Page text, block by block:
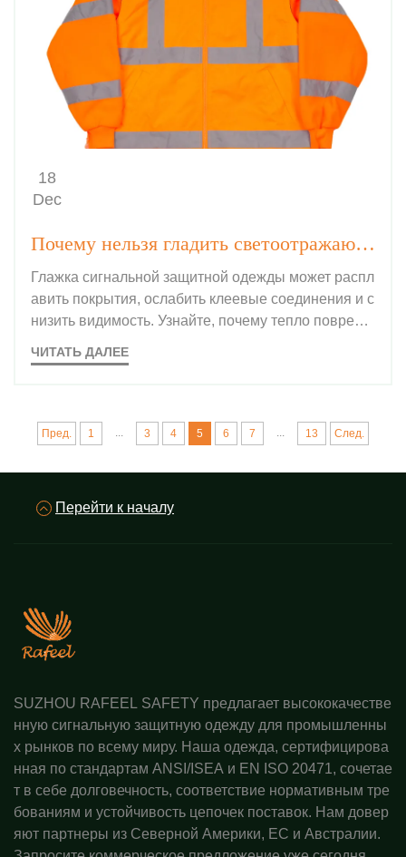
18
Dec
Почему нельзя гладить светоотражающие полосы на сигнальной защитной одежде?
Глажка сигнальной защитной одежды может распл
авить покрытия, ослабить клеевые соединения и с
низить видимость. Узнайте, почему тепло поврежд
живать за средствами защиты. Подробнее.
ЧИТАТЬ ДАЛЕЕ
Пред. 1 ... 3 4 5 6 7 ... 13 След.
Перейти к началу
SUZHOU RAFEEL SAFETY предлагает высококачестве
нную сигнальную защитную одежду для промышленны
х рынков по всему миру. Наша одежда, сертифицирова
нная по стандартам ANSI/ISEA и EN ISO 20471, сочетае
т в себе долговечность, соответствие нормативным тре
бованиям и устойчивость цепочек поставок. Нам довер
яют партнеры из Северной Америки, ЕС и Австралии.